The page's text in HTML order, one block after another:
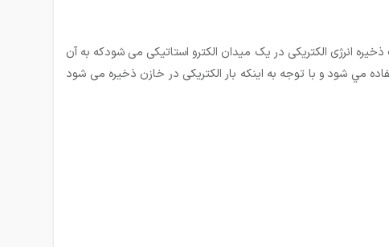
انرژی الکتریکی در یک میدان الکترو استاتیکی می شودکه به آن
مي شود و با توجه به اینکه بار الکتریکی در خازن ذخیره می شود